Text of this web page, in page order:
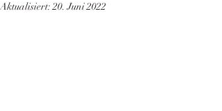
Aktualisiert:20. Juni 2022